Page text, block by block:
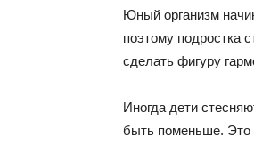
Юный организм
поэтому подростка
сделать фигуру
Иногда дети
быть поменьше. Это